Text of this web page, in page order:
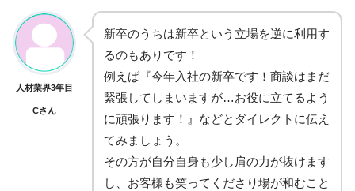
人材業界3年目
Cさん
新卒のうちは新卒という立場を逆に利用す
るのもありです！
例えば『今年入社の新卒です！商談はまだ
緊張してしまいますが…お役に立てるよう
に頑張ります！』などとダイレクトに伝え
てみましょう。
その方が自分自身も少し肩の力が抜けます
し、お客様も笑ってくださり場が和むこと